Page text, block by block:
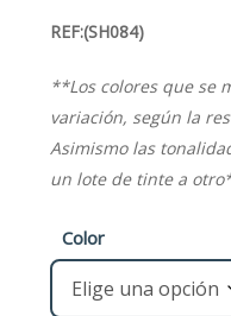
REF:(SH084)
**Los colores que se
variación, según la
Asimismo las
un lote de tinte a
Color